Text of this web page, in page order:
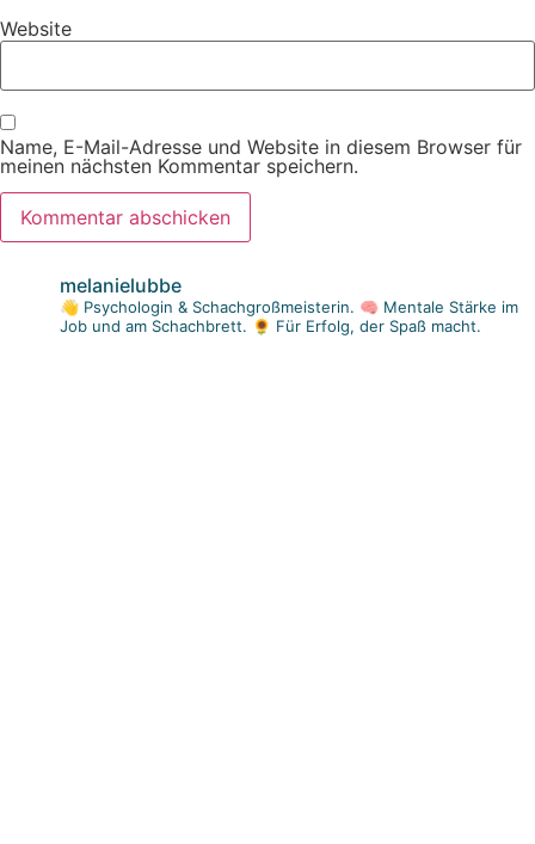
Website
Name, E-Mail-Adresse und Website in diesem Browser für
meinen nächsten Kommentar speichern.
melanielubbe
👋 Psychologin & Schachgroßmeisterin. 🧠 Mentale Stärke im
Job und am Schachbrett. 🌻 Für Erfolg, der Spaß macht.